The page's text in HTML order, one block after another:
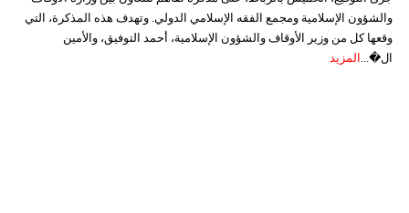
والشؤون الإسلامية ومجمع الفقه الإسلامي الدولي. وتهدف هذه المذكرة، التي
وقعها كل من وزير الأوقاف والشؤون الإسلامية، أحمد التوفيق، والأمين
ال�... المزيد